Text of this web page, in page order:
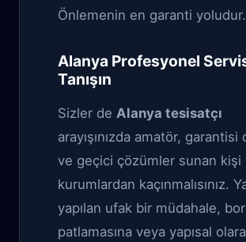
Önlemenin en garanti yoludur.
Alanya Profesyonel
Tanışın
Sizler de Alanya tesisatçı
arayışınızda amatör, garantisi
ve geçici çözümler sunan kişi
kurumlardan kaçınmalısınız.
yapılan ufak bir müdahale,
patlamasına veya yapısal